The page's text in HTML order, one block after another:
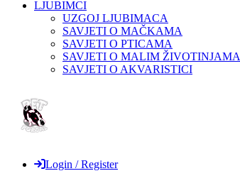
LJUBIMCI
UZGOJ LJUBIMACA
SAVJETI O MAČKAMA
SAVJETI O PTICAMA
SAVJETI O MALIM ŽIVOTINJAMA
SAVJETI O AKVARISTICI
Login / Register